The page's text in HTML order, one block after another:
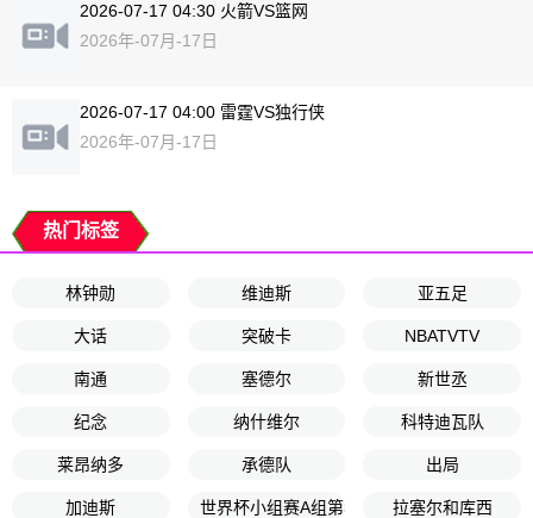
2026-07-17 04:30 火箭VS篮网
2026年-07月-17日
2026-07-17 04:00 雷霆VS独行侠
2026年-07月-17日
热门标签
林钟勋 维迪斯 亚五足
大话 突破卡 NBATVTV
南通 塞德尔 新世丞
纪念 纳什维尔 科特迪瓦队
莱昂纳多 承德队 出局
加迪斯 世界杯小组赛A组第3轮 拉塞尔和库西